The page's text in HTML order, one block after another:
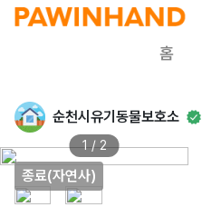
홈
순천시유기동물보호소
종료(자연사)
1 / 2